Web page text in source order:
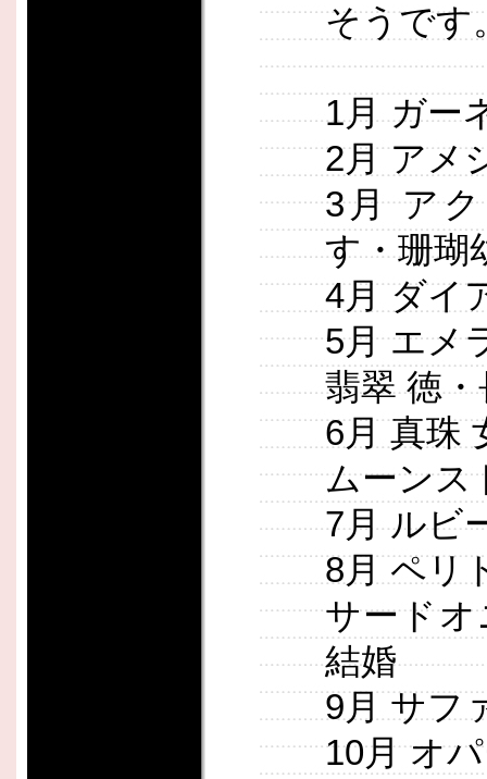
そうです
1月 ガー
2月 アメ
3月 ア
す・珊瑚
4月 ダイ
5月 エメ
翡翠 徳
6月 真珠
ムーンス
7月 ルビ
8月 ペリ
サード
結婚
9月 サフ
10月 オ